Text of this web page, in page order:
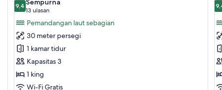
untuk
Kamar
Double
Deluks,
Tempat
Tidur
9,49,4 dari 10
Sempurna
13 ulasan
(13
ulasan)
Pemandangan laut sebagian
30 meter persegi
1 kamar tidur
Kapasitas 3
1 king
Wi-Fi Gratis